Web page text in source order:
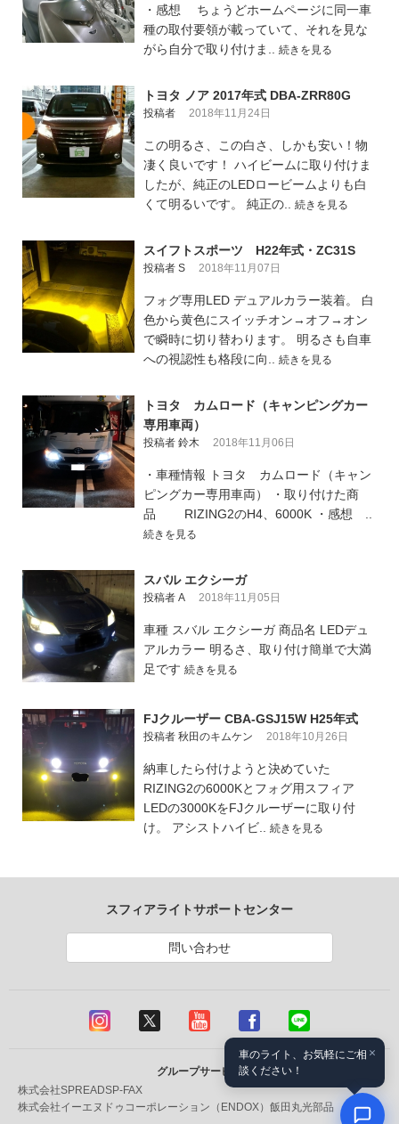
・感想 ちょうどホームページに同一車
種の取付要領が載っていて、それを見な
がら自分で取り付けま.. 続きを見る
トヨタ ノア 2017年式 DBA-ZRR80G
投稿者 2018年11月24日
この明るさ、この白さ、しかも安い！物
凄く良いです！ ハイビームに取り付けま
したが、純正のLEDロービームよりも白
くて明るいです。 純正の.. 続きを見る
スイフトスポーツ H22年式・ZC31S
投稿者 S 2018年11月07日
フォグ専用LED デュアルカラー装着。 白
色から黄色にスイッチオン→オフ→オン
で瞬時に切り替わります。 明るさも自車
への視認性も格段に向.. 続きを見る
トヨタ カムロード（キャンピングカー
専用車両）
投稿者 鈴木 2018年11月06日
・車種情報 トヨタ カムロード（キャン
ピングカー専用車両） ・取り付けた商
品 RIZING2のH4、6000K ・感想 ..
続きを見る
スバル エクシーガ
投稿者 A 2018年11月05日
車種 スバル エクシーガ 商品名 LEDデュ
アルカラー 明るさ、取り付け簡単で大満
足です 続きを見る
FJクルーザー CBA-GSJ15W H25年式
投稿者 秋田のキムケン 2018年10月26日
納車したら付けようと決めていた
RIZING2の6000Kとフォグ用スフィア
LEDの3000KをFJクルーザーに取り付
け。 アシストハイビ.. 続きを見る
スフィアライトサポートセンター
問い合わせ
グループサービス
株式会社SPREADSP-FAX
株式会社イーエヌドゥコーポレーション（ENDOX） 飯田丸光部品
×
車のライト、お気軽にご相
談ください！